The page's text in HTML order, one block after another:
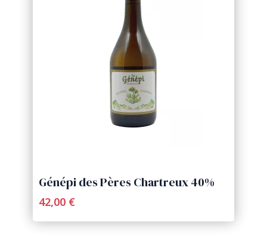
Génépi des Pères Chartreux 40%
42,00 €